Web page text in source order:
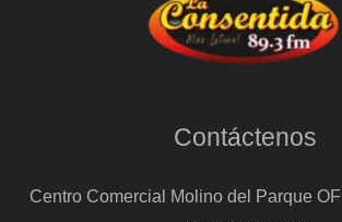
Contáctenos
Centro Comercial Molino del Parque